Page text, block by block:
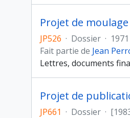
Projet de
JP526 · Dossier · 1971
Fait partie de Jean
Lettres, documents
Projet de
JP661 · Dossier ·